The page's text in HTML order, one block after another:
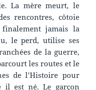
La mère meurt, le
rencontres, côtoie
jamais la
le perd, utilise ses
de la guerre,
les routes et le
de l’Histoire pour
il est né. Le garçon